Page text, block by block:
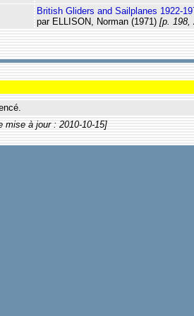
British Gliders and Sailplanes 1922-
par ELLISON, Norman (1971) [p. 198,
mise à jour : 2010-10-15]